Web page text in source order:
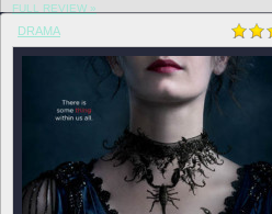
FULL REVIEW »
DRAMA